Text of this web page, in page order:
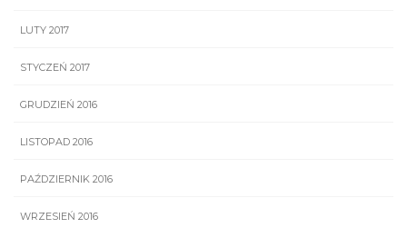
LUTY 2017
STYCZEŃ 2017
GRUDZIEŃ 2016
LISTOPAD 2016
PAŹDZIERNIK 2016
WRZESIEŃ 2016